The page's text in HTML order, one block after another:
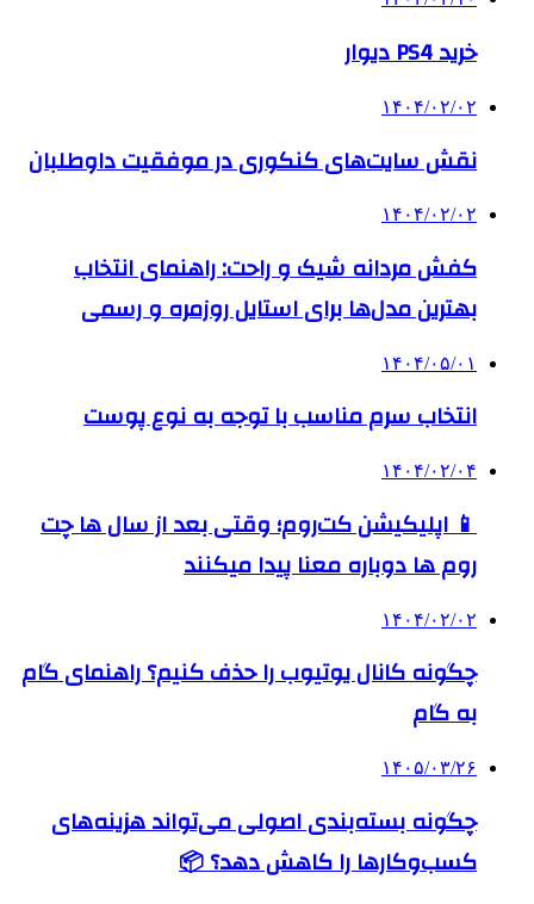
خرید PS4 دیوار
۱۴۰۴/۰۲/۰۲
نقش سایت‌های کنکوری در موفقیت داوطلبان
۱۴۰۴/۰۲/۰۲
کفش مردانه شیک و راحت: راهنمای انتخاب
بهترین مدل‌ها برای استایل روزمره و رسمی
۱۴۰۴/۰۵/۰۱
انتخاب سرم مناسب با توجه به نوع پوست
۱۴۰۴/۰۲/۰۴
📱 اپلیکیشن کت‌روم؛ وقتی بعد از سال ها چت
روم ها دوباره معنا پیدا میکنند
۱۴۰۴/۰۲/۰۲
چگونه کانال یوتیوب را حذف کنیم؟ راهنمای گام
‌به‌ گام
۱۴۰۵/۰۳/۲۶
چگونه بسته‌بندی اصولی می‌تواند هزینه‌های
کسب‌وکارها را کاهش دهد؟ 📦